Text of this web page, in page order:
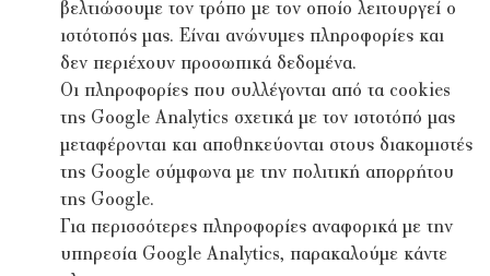
βελτιώσουμε τον τρόπο με τον οποίο λειτουργεί ο
ιστότοπός μας. Είναι ανώνυμες πληροφορίες και
δεν περιέχουν προσωπικά δεδομένα.
Οι πληροφορίες που συλλέγονται από τα cookies
της Google Analytics σχετικά με τον ιστοτόπό μας
μεταφέρονται και αποθηκεύονται στους διακομιστές
της Google σύμφωνα με την πολιτική απορρήτου
της Google.
Για περισσότερες πληροφορίες αναφορικά με την
υπηρεσία Google Analytics, παρακαλούμε κάντε